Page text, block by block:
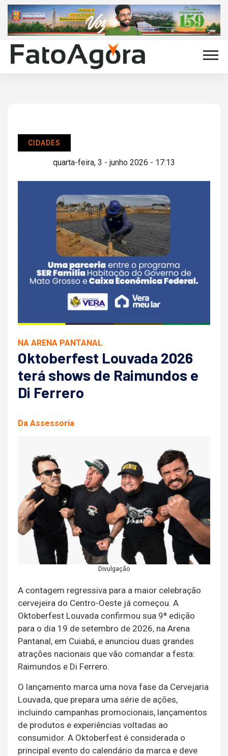
CIDADES
quarta-feira, 3 - junho 2026 - 17:13
NA ARENA PANTANAL
Oktoberfest Louvada 2026
terá shows de Raimundos e
Di Ferrero
Da Assessoria
Divulgação
A contagem regressiva para a maior celebração
cervejeira do Centro-Oeste já começou. A
Oktoberfest Louvada confirmou sua 9ª edição
para o dia 19 de setembro de 2026, na Arena
Pantanal, em Cuiabá, e anunciou duas grandes
atrações nacionais que vão comandar a festa:
Raimundos e Di Ferrero.
O lançamento marca uma nova fase da Cervejaria
Louvada, que prepara uma série de ações,
incluindo campanhas promocionais, lançamentos
de produtos e experiências voltadas ao
consumidor. A Oktoberfest é considerada o
principal evento do calendário da marca e deve